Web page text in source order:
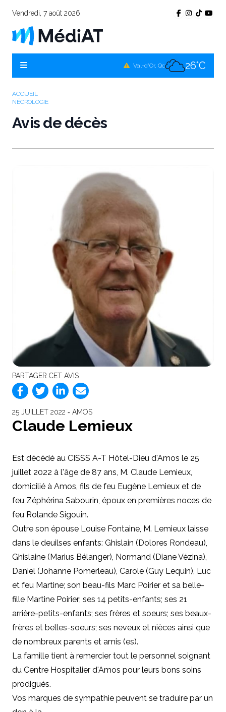
Vendredi, 7 août 2026
Val-d'Or, Qc 26°C
ACCUEIL
NÉCROLOGIE
Avis de décès
PARTAGER CET AVIS
25 JUILLET 2022 ‐ AMOS
Claude Lemieux
Est décédé au CISSS A-T Hôtel-Dieu d'Amos le 25
juillet 2022 à l'âge de 87 ans, M. Claude Lemieux,
domicilié à Amos, fils de feu Eugène Lemieux et de
feu Zéphérina Sabourin, époux en premières noces de
feu Rolande Sigouin.
Outre son épouse Louise Fontaine, M. Lemieux laisse
dans le deuilses enfants: Ghislain (Dolores Rondeau),
Ghislaine (Marius Bélanger), Normand (Diane Vézina),
Daniel (Johanne Pomerleau), Carole (Guy Lequin), Luc
et feu Martine; son beau-fils Marc Poirier et sa belle-
fille Martine Poirier; ses 14 petits-enfants; ses 21
arrière-petits-enfants; ses frères et soeurs; ses beaux-
frères et belles-soeurs; ses neveux et nièces ainsi que
de nombreux parents et amis (es).
La famille tient à remercier tout le personnel soignant
du Centre Hospitalier d'Amos pour leurs bons soins
prodigués.
Vos marques de sympathie peuvent se traduire par un